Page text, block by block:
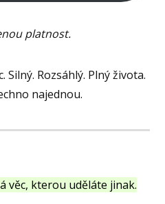
platnost.
Silný. Rozsáhlý. Plný života.
najednou.
věc, kterou uděláte jinak.